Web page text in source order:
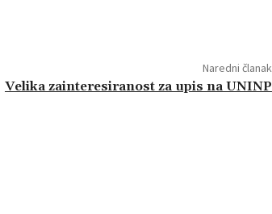
Naredni članak
Velika zainteresiranost za upis na UNINP